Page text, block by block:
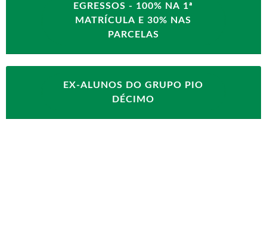
EGRESSOS - 100% NA 1ª
MATRÍCULA E 30% NAS
PARCELAS
EX-ALUNOS DO GRUPO PIO
DÉCIMO